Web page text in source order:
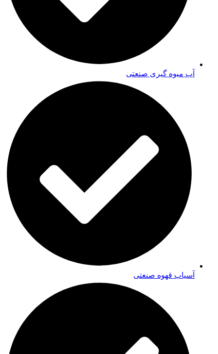
آب میوه گیری صنعتی
آسیاب قهوه صنعتی